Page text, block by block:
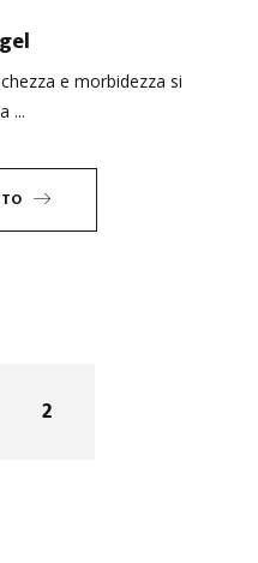
e morbidezza si
...
2